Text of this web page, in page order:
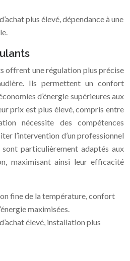
plus élevé, dépendance à une
offrent une régulation plus précise
Ils permettent un confort
d’énergie supérieures aux
prix est plus élevé, compris entre
nécessite des compétences
l’intervention d’un professionnel
particulièrement adaptés aux
maximisant ainsi leur efficacité
fine de la température, confort
maximisées.
élevé, installation plus